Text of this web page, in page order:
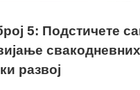
5: Подстичете
развој